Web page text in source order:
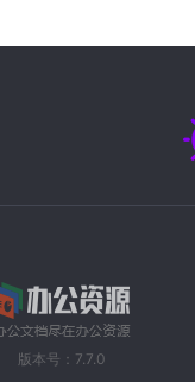
版本号：7.7.0